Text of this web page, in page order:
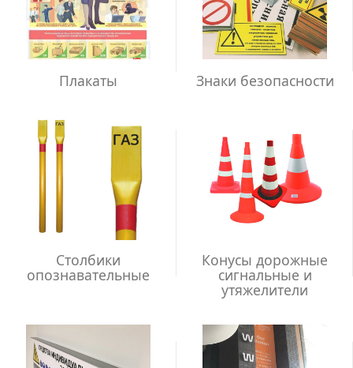
Плакаты Знаки безопасности
Столбики
опознавательные
Конусы дорожные
сигнальные и
утяжелители